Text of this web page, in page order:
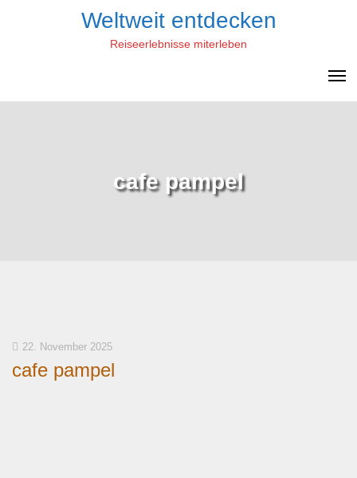
Weltweit entdecken
Reiseerlebnisse miterleben
cafe pampel
22. November 2025
cafe pampel